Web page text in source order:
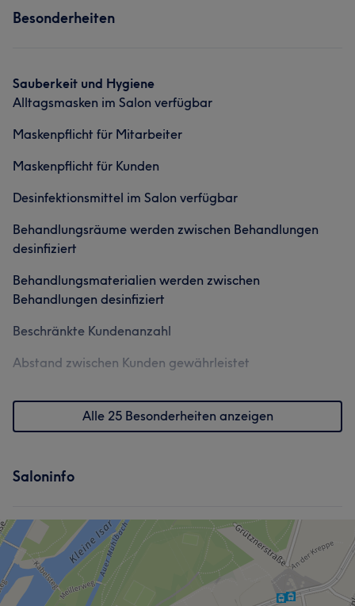
Besonderheiten
Sauberkeit und Hygiene
Alltagsmasken im Salon verfügbar
Maskenpflicht für Mitarbeiter
Maskenpflicht für Kunden
Desinfektionsmittel im Salon verfügbar
Behandlungsräume werden zwischen Behandlungen
desinfiziert
Behandlungsmaterialien werden zwischen
Behandlungen desinfiziert
Beschränkte Kundenanzahl
Abstand zwischen Kunden gewährleistet
Alle 25 Besonderheiten anzeigen
Saloninfo